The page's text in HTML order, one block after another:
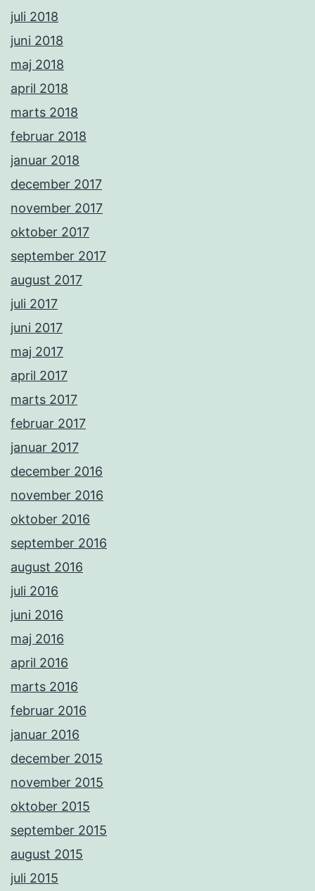
juli 2018
juni 2018
maj 2018
april 2018
marts 2018
februar 2018
januar 2018
december 2017
november 2017
oktober 2017
september 2017
august 2017
juli 2017
juni 2017
maj 2017
april 2017
marts 2017
februar 2017
januar 2017
december 2016
november 2016
oktober 2016
september 2016
august 2016
juli 2016
juni 2016
maj 2016
april 2016
marts 2016
februar 2016
januar 2016
december 2015
november 2015
oktober 2015
september 2015
august 2015
juli 2015